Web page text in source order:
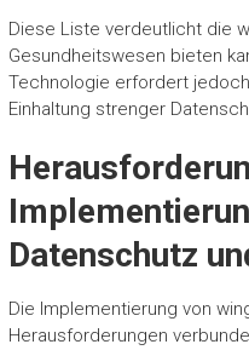
Diese Liste verdeutlicht die
Gesundheitswesen bieten
Technologie erfordert
Einhaltung strenger
Datenschutz
Die Implementierung von
Herausforderungen